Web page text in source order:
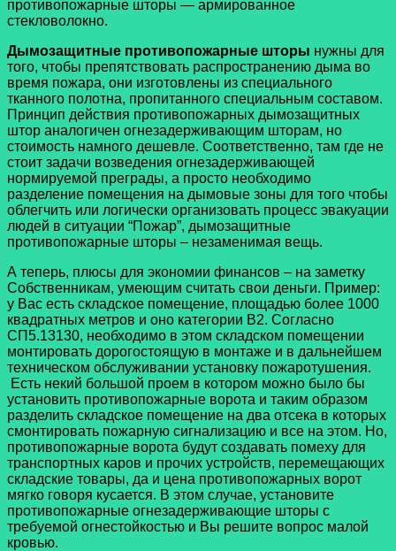
противопожарные шторы — армированное
стекловолокно.
Дымозащитные противопожарные шторы нужны для
того, чтобы препятствовать распространению дыма во
время пожара, они изготовлены из специального
тканного полотна, пропитанного специальным составом.
Принцип действия противопожарных дымозащитных
штор аналогичен огнезадерживающим шторам, но
стоимость намного дешевле. Соответственно, там где не
стоит задачи возведения огнезадерживающей
нормируемой преграды, а просто необходимо
разделение помещения на дымовые зоны для того чтобы
облегчить или логически организовать процесс эвакуации
людей в ситуации “Пожар”, дымозащитные
противопожарные шторы – незаменимая вещь.
А теперь, плюсы для экономии финансов – на заметку
Собственникам, умеющим считать свои деньги. Пример:
у Вас есть складское помещение, площадью более 1000
квадратных метров и оно категории В2. Согласно
СП5.13130, необходимо в этом складском помещении
монтировать дорогостоящую в монтаже и в дальнейшем
техническом обслуживании установку пожаротушения.
Есть некий большой проем в котором можно было бы
установить противопожарные ворота и таким образом
разделить складское помещение на два отсека в которых
смонтировать пожарную сигнализацию и все на этом. Но,
противопожарные ворота будут создавать помеху для
транспортных каров и прочих устройств, перемещающих
складские товары, да и цена противопожарных ворот
мягко говоря кусается. В этом случае, установите
противопожарные огнезадерживающие шторы с
требуемой огнестойкостью и Вы решите вопрос малой
кровью.